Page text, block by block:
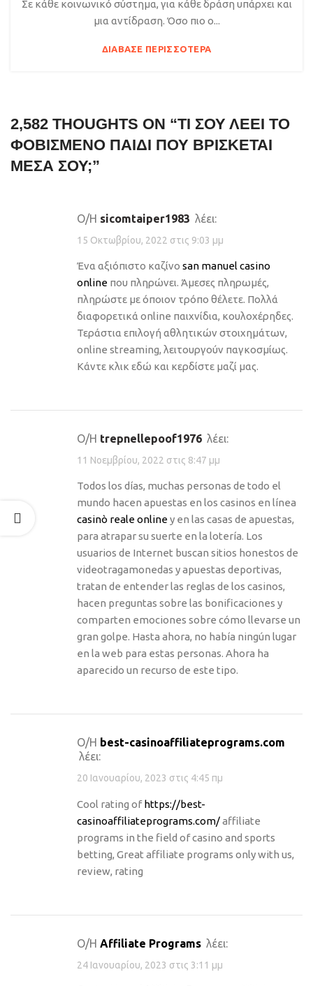
Σε κάθε κοινωνικό σύστημα, για κάθε δράση υπάρχει και
μια αντίδραση. Όσο πιο ο...
ΔΙΆΒΑΣΕ ΠΕΡΙΣΣΌΤΕΡΑ
2,582 THOUGHTS ON “ΤΙ ΣΟΥ ΛΈΕΙ ΤΟ
ΦΟΒΙΣΜΈΝΟ ΠΑΙΔΊ ΠΟΥ ΒΡΊΣΚΕΤΑΙ
ΜΈΣΑ ΣΟΥ;”
Ο/Η sicomtaiper1983 λέει:
15 Οκτωβρίου, 2022 στις 9:03 μμ
Ένα αξιόπιστο καζίνο san manuel casino
online που πληρώνει. Άμεσες πληρωμές,
πληρώστε με όποιον τρόπο θέλετε. Πολλά
διαφορετικά online παιχνίδια, κουλοχέρηδες.
Τεράστια επιλογή αθλητικών στοιχημάτων,
online streaming, λειτουργούν παγκοσμίως.
Κάντε κλικ εδώ και κερδίστε μαζί μας.
Ο/Η trepnellepoof1976 λέει:
11 Νοεμβρίου, 2022 στις 8:47 μμ
Todos los días, muchas personas de todo el
mundo hacen apuestas en los casinos en línea
casinò reale onliney en las casas de apuestas,
para atrapar su suerte en la lotería. Los
usuarios de Internet buscan sitios honestos de
videotragamonedas y apuestas deportivas,
tratan de entender las reglas de los casinos,
hacen preguntas sobre las bonificaciones y
comparten emociones sobre cómo llevarse un
gran golpe. Hasta ahora, no había ningún lugar
en la web para estas personas. Ahora ha
aparecido un recurso de este tipo.
Ο/Η best-casinoaffiliateprograms.com
λέει:
20 Ιανουαρίου, 2023 στις 4:45 πμ
Cool rating ofhttps://best-
casinoaffiliateprograms.com/affiliate
programs in the field of casino and sports
betting, Great affiliate programs only with us,
review, rating
Ο/Η Affiliate Programs λέει:
24 Ιανουαρίου, 2023 στις 3:11 μμ